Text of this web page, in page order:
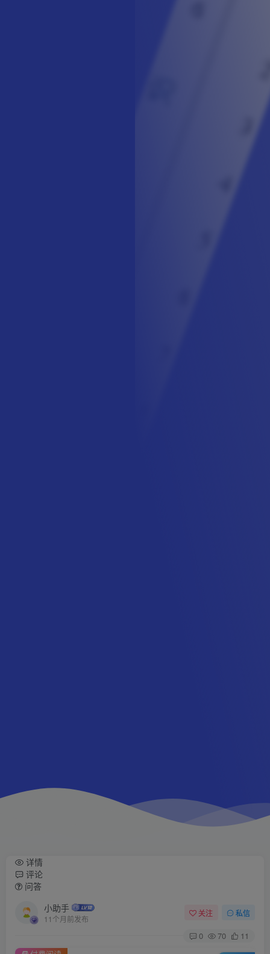
详情
评论
问答
小助手
11个月前发布
关注 私信
0 70
11